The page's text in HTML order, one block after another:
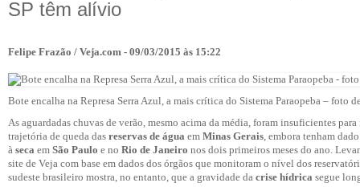
SP têm alívio
Felipe Frazão / Veja.com - 09/03/2015 às 15:22
Bote encalha na Represa Serra Azul, a mais crítica do Sistema Paraopeba – foto
As aguardadas chuvas de verão, mesmo acima da média, foram insuficientes
trajetória de queda das reservas de água em Minas Gerais , embora tenham
à seca em São Paulo e no Rio de Janeiro nos dois primeiros meses do ano.
site de Veja com base em dados dos órgãos que monitoram o nível dos
sudeste brasileiro mostra, no entanto, que a gravidade da crise hídrica segue